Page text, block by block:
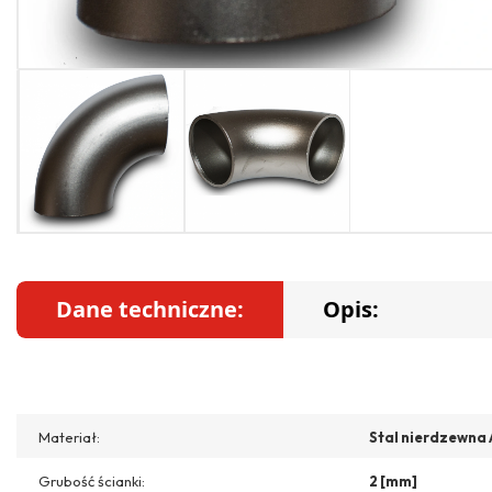
Dane techniczne: Opis:
Materiał: Stal nierdzewna
Grubość ścianki: 2 [mm]